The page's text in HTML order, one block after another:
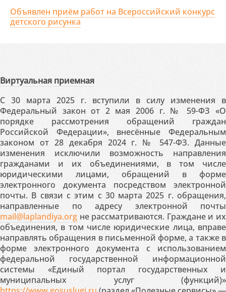
Объявлен приём работ на Всероссийский конкурс
детского рисунка
Виртуальная приемная
С 30 марта 2025 г. вступили в силу изменения в
Федеральный закон от 2 мая 2006 г. № 59-ФЗ «О
порядке рассмотрения обращений граждан
Российской Федерации», внесённые Федеральным
законом от 28 декабря 2024 г. № 547-ФЗ. Данные
изменения исключили возможность направления
гражданами и их объединениями, в том числе
юридическими лицами, обращений в форме
электронного документа посредством электронной
почты. В связи с этим с 30 марта 2025 г. обращения,
направленные по адресу электронной почты
mail@laplandiya.org не рассматриваются. Граждане и их
объединения, в том числе юридические лица, вправе
направлять обращения в письменной форме, а также в
форме электронного документа с использованием
федеральной государственной информационной
системы «Единый портал государственных и
муниципальных услуг (функций)»